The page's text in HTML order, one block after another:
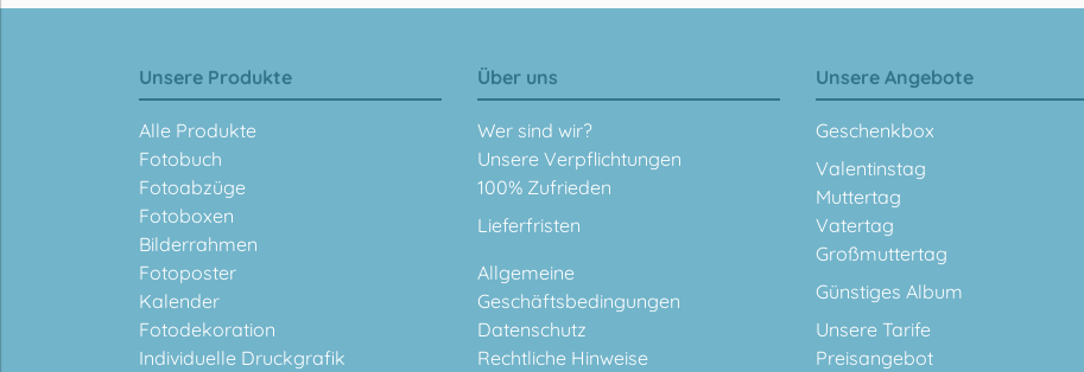
Unsere Produkte
Alle Produkte
Fotobuch
Fotoabzüge
Fotoboxen
Bilderrahmen
Fotoposter
Kalender
Fotodekoration
Individuelle Druckgrafik
Über uns
Wer sind wir?
Unsere Verpflichtungen
100% Zufrieden
Lieferfristen
Allgemeine
Geschäftsbedingungen
Datenschutz
Rechtliche Hinweise
Unsere Angebote
Geschenkbox
Valentinstag
Muttertag
Vatertag
Großmuttertag
Günstiges Album
Unsere Tarife
Preisangebot